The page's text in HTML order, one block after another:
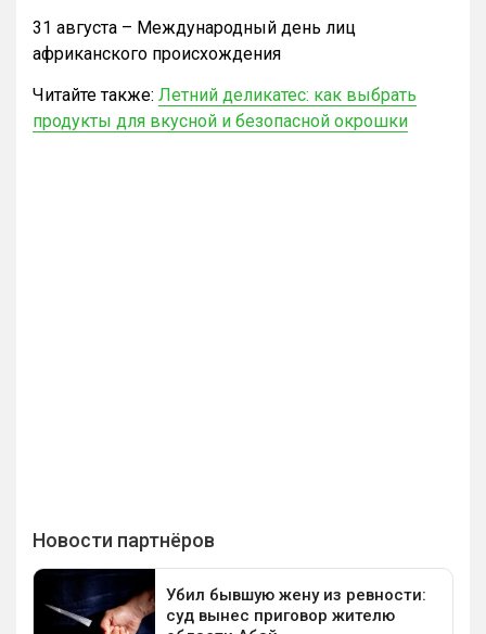
31 августа – Международный день лиц
африканского происхождения
Читайте также: Летний деликатес: как выбрать
продукты для вкусной и безопасной окрошки